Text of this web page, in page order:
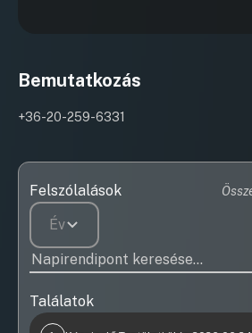
Bemutatkozás
+36-20-259-6331
Felszólalások
Év
Találatok